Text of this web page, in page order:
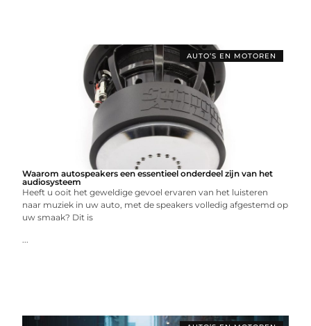
AUTO’S EN MOTOREN
Waarom autospeakers een essentieel onderdeel zijn van het
audiosysteem
Heeft u ooit het geweldige gevoel ervaren van het luisteren
naar muziek in uw auto, met de speakers volledig afgestemd op
uw smaak? Dit is
...